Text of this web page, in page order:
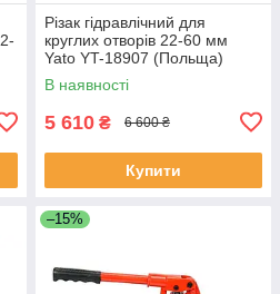
Різак гідравлічний для
круглих отворів 22-60 мм
Yato YT-18907 (Польща)
В наявності
5 610 ₴ 6 600 ₴
Купити
–15%